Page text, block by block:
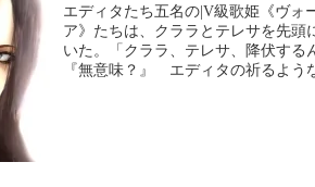
エディタたち五名の|V級歌姫《ヴォ
ア》たちは、クララとテレサを先頭
いた。「クララ、テレサ、降伏する
『無意味？』 エディタの祈るよう